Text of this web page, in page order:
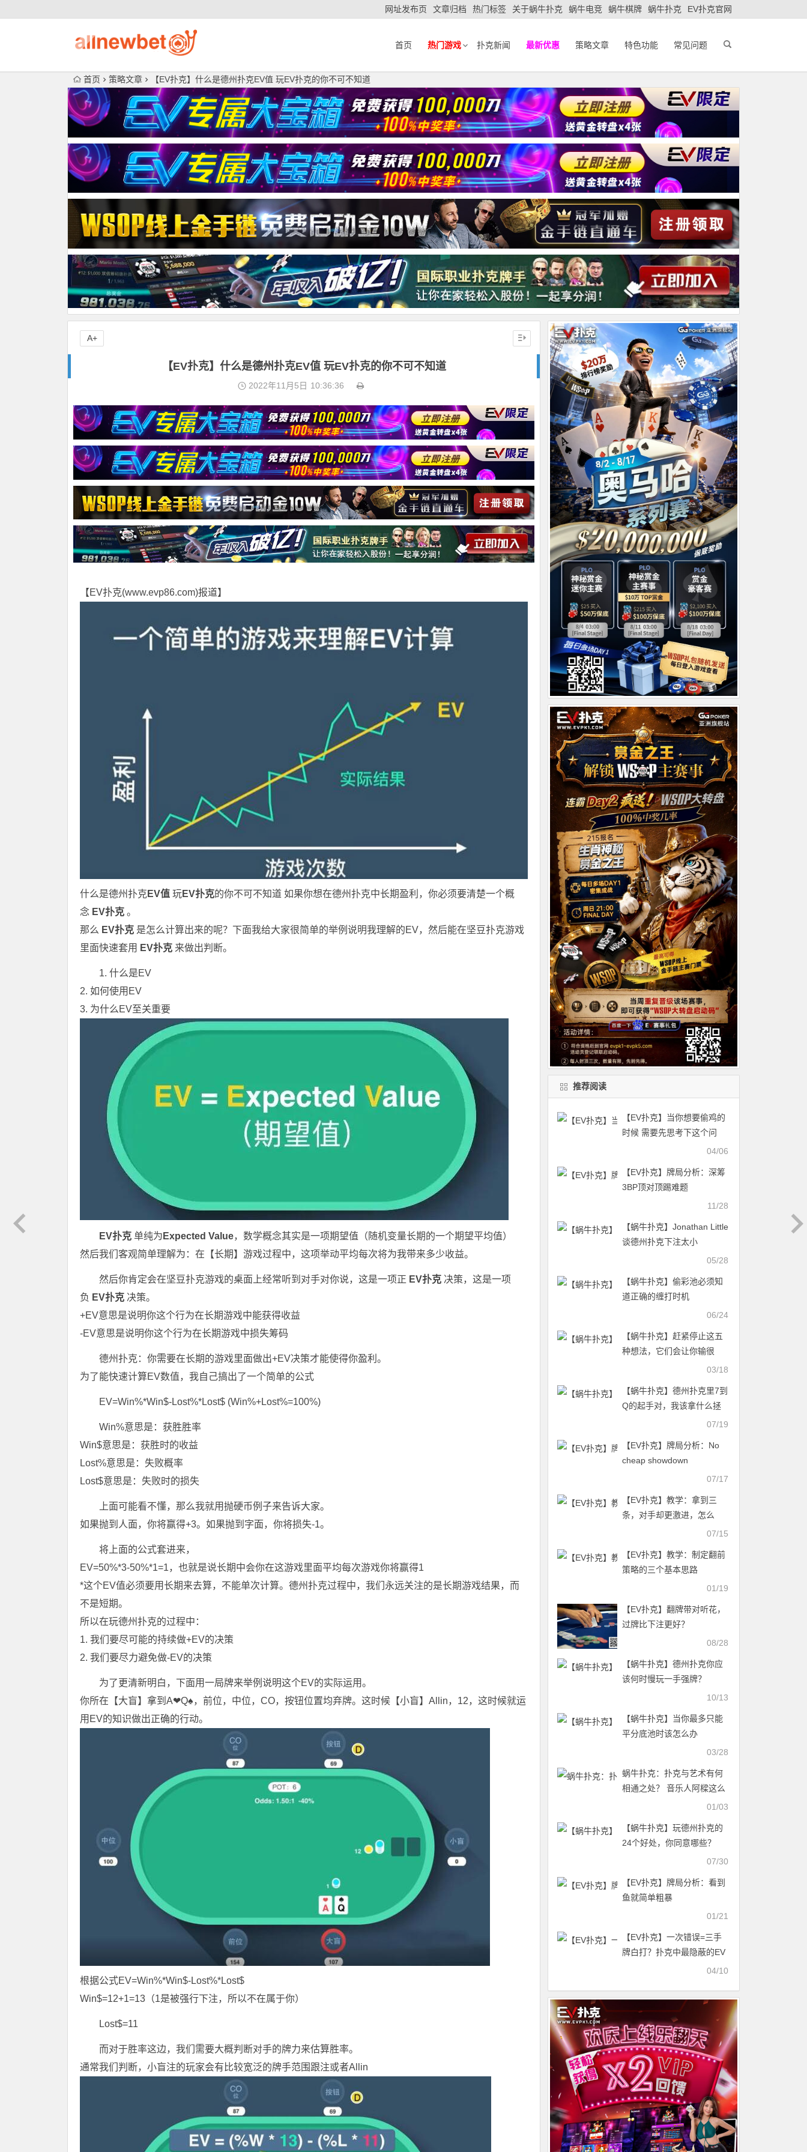
网址发布页 文章归档 热门标签 关于蜗牛扑克 蜗牛电竞 蜗牛棋牌 蜗牛扑克 EV扑克官网
首页 热门游戏 扑克新闻 最新优惠 策略文章 特色功能 常见问题
首页 策略文章 【EV扑克】什么是德州扑克EV值 玩EV扑克的你不可不知道
【EV扑克】什么是德州扑克EV值 玩EV扑克的你不可不知道
2022年11月5日 10:36:36
【EV扑克(www.evp86.com)报道】
什么是德州扑克EV值 玩EV扑克的你不可不知道 如果你想在德州扑克中长期盈利，你必须要清楚一个概
念 EV扑克 。
那么 EV扑克 是怎么计算出来的呢？下面我给大家很简单的举例说明我理解的EV，然后能在坚豆扑克游戏
里面快速套用 EV扑克 来做出判断。
1. 什么是EV
2. 如何使用EV
3. 为什么EV至关重要
EV扑克 单纯为 Expected Value，数学概念其实是一项期望值（随机变量长期的一个期望平均值）
然后我们客观简单理解为：在【长期】游戏过程中，这项举动平均每次将为我带来多少收益。
然后你肯定会在坚豆扑克游戏的桌面上经常听到对手对你说，这是一项正 EV扑克 决策，这是一项
负 EV扑克 决策。
+EV意思是说明你这个行为在长期游戏中能获得收益
-EV意思是说明你这个行为在长期游戏中损失筹码
德州扑克：你需要在长期的游戏里面做出+EV决策才能使得你盈利。
为了能快速计算EV数值，我自己搞出了一个简单的公式
EV=Win%*Win$-Lost%*Lost$ (Win%+Lost%=100%)
Win%意思是：获胜胜率
Win$意思是：获胜时的收益
Lost%意思是：失败概率
Lost$意思是：失败时的损失
上面可能看不懂，那么我就用抛硬币例子来告诉大家。
如果抛到人面，你将赢得+3。如果抛到字面，你将损失-1。
将上面的公式套进来，
EV=50%*3-50%*1=1，也就是说长期中会你在这游戏里面平均每次游戏你将赢得1
*这个EV值必须要用长期来去算，不能单次计算。德州扑克过程中，我们永远关注的是长期游戏结果，而
不是短期。
所以在玩德州扑克的过程中：
1. 我们要尽可能的持续做+EV的决策
2. 我们要尽力避免做-EV的决策
为了更清新明白，下面用一局牌来举例说明这个EV的实际运用。
你所在【大盲】拿到A❤Q♠，前位，中位，CO，按钮位置均弃牌。这时候【小盲】Allin，12，这时候就运
用EV的知识做出正确的行动。
根据公式EV=Win%*Win$-Lost%*Lost$
Win$=12+1=13（1是被强行下注，所以不在属于你）
Lost$=11
而对于胜率这边，我们需要大概判断对手的牌力来估算胜率。
通常我们判断，小盲注的玩家会有比较宽泛的牌手范围跟注或者Allin
A+
推荐阅读
【EV扑克】当你想要偷鸡的
时候 需要先思考下这个问
04/06
【EV扑克】牌局分析：深筹
3BP顶对顶踢难题
11/28
【蜗牛扑克】Jonathan Little
谈德州扑克下注太小
05/28
【蜗牛扑克】偷彩池必须知
道正确的缠打时机
06/24
【蜗牛扑克】赶紧停止这五
种想法，它们会让你输很
03/18
【蜗牛扑克】德州扑克里7到
Q的起手对，我该拿什么拯
07/19
【EV扑克】牌局分析：No
cheap showdown
07/17
【EV扑克】教学：拿到三
条，对手却更激进，怎么
07/15
【EV扑克】教学：制定翻前
策略的三个基本思路
01/19
【EV扑克】翻牌带对听花，
过牌比下注更好？
08/28
【蜗牛扑克】德州扑克你应
该何时慢玩一手强牌？
10/13
【蜗牛扑克】当你最多只能
平分底池时该怎么办
03/28
蜗牛扑克：扑克与艺术有何
相通之处？ 音乐人阿樑这么
01/03
【蜗牛扑克】玩德州扑克的
24个好处，你同意哪些？
07/30
【EV扑克】牌局分析：看到
鱼就简单粗暴
01/21
【EV扑克】一次错误=三手
牌白打？扑克中最隐蔽的EV
杀手不是运气，而是你的大
04/10